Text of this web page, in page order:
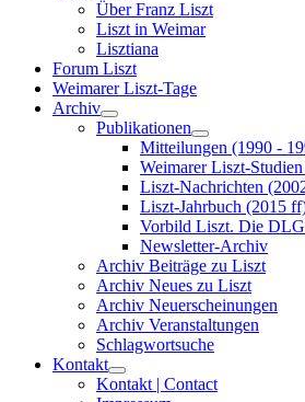
Über Franz Liszt
Liszt in Weimar
Lisztiana
Forum Liszt
Weimarer Liszt-Tage
Archiv
Publikationen
Mitteilungen (1990 -
Weimarer Liszt-
Liszt-Nachrichten
Liszt-Jahrbuch (2015
Vorbild Liszt. Die
Newsletter-Archiv
Archiv Beiträge zu Liszt
Archiv Neues zu Liszt
Archiv Neuerscheinungen
Archiv Veranstaltungen
Schlagwortsuche
Kontakt
Kontakt | Contact